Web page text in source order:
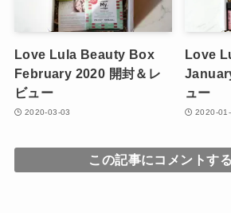
Love Lula Beauty Box
February 2020 開封＆レ
ビュー
2020-03-03
Love
ュー
2020-
この記事にコメントす